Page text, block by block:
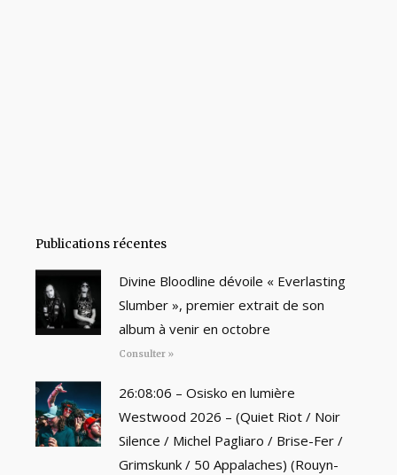
Publications récentes
Divine Bloodline dévoile « Everlasting
Slumber », premier extrait de son
album à venir en octobre
Consulter »
26:08:06 – Osisko en lumière
Westwood 2026 – (Quiet Riot / Noir
Silence / Michel Pagliaro / Brise-Fer /
Grimskunk / 50 Appalaches) (Rouyn-